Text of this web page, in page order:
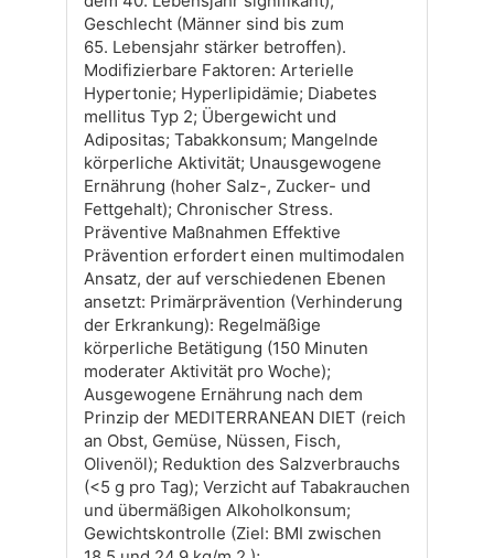
Geschlecht (Männer sind bis zum
65. Lebensjahr stärker betroffen).
Modifizierbare Faktoren: Arterielle
Hypertonie; Hyperlipidämie; Diabetes
mellitus Typ 2; Übergewicht und
Adipositas; Tabakkonsum; Mangelnde
körperliche Aktivität; Unausgewogene
Ernährung (hoher Salz-, Zucker- und
Fettgehalt); Chronischer Stress.
Präventive Maßnahmen Effektive
Prävention erfordert einen multimodalen
Ansatz, der auf verschiedenen Ebenen
ansetzt: Primärprävention (Verhinderung
der Erkrankung): Regelmäßige
körperliche Betätigung (150 Minuten
moderater Aktivität pro Woche);
Ausgewogene Ernährung nach dem
Prinzip der MEDITERRANEAN DIET (reich
an Obst, Gemüse, Nüssen, Fisch,
Olivenöl); Reduktion des Salzverbrauchs
(<5 g pro Tag); Verzicht auf Tabakrauchen
und übermäßigen Alkoholkonsum;
Gewichtskontrolle (Ziel: BMI zwischen